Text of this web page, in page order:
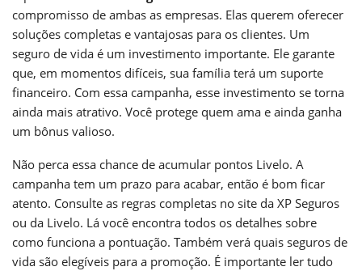
compromisso de ambas as empresas. Elas querem oferecer
soluções completas e vantajosas para os clientes. Um
seguro de vida é um investimento importante. Ele garante
que, em momentos difíceis, sua família terá um suporte
financeiro. Com essa campanha, esse investimento se torna
ainda mais atrativo. Você protege quem ama e ainda ganha
um bônus valioso.
Não perca essa chance de acumular pontos Livelo. A
campanha tem um prazo para acabar, então é bom ficar
atento. Consulte as regras completas no site da XP Seguros
ou da Livelo. Lá você encontra todos os detalhes sobre
como funciona a pontuação. Também verá quais seguros de
vida são elegíveis para a promoção. É importante ler tudo